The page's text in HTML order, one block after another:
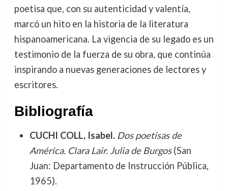
poetisa que, con su autenticidad y valentía,
marcó un hito en la historia de la literatura
hispanoamericana. La vigencia de su legado es un
testimonio de la fuerza de su obra, que continúa
inspirando a nuevas generaciones de lectores y
escritores.
Bibliografía
CUCHI COLL, Isabel. Dos poetisas de
América. Clara Lair. Julia de Burgos(San
Juan: Departamento de Instrucción Pública,
1965).